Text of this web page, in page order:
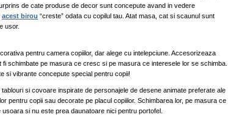
de cate produse de decor sunt concepute avand in vedere
acest birou “creste” odata cu copilul tau. Atat masa, cat si scaunul sunt
usor.
pentru camera copiilor, dar alege cu intelepciune. Accesorizeaza
schimbate pe masura ce cresc si pe masura ce interesele lor se schimba.
si vibrante concepute special pentru copii!
si covoare inspirate de personajele de desene animate preferate ale
pentru copii sau decorate pe placul copiilor. Schimbarea lor, pe masura ce
si nu este prea daunatoare nici pentru portofel.